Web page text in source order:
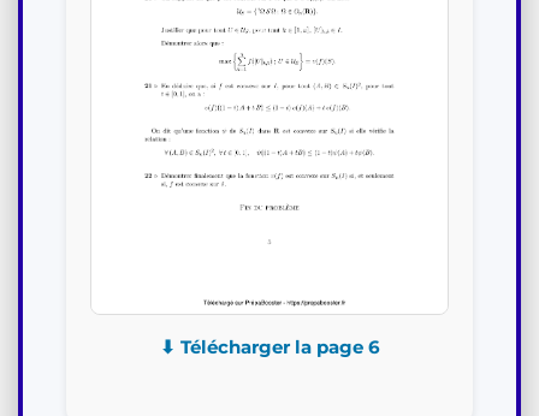
⬇ Télécharger la page 6